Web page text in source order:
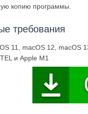
копию программы.
требования
11, macOS 12, macOS
и Apple M1